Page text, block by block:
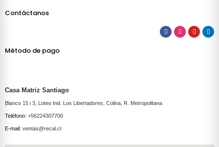
Contáctanos
Método de pago
Casa Matriz Santiago
Blanco 15 i 3, Loteo Ind. Los Libertadores, Colina, R. Metropolitana
Teléfono: +56224307700
E-mail: ventas@recal.cl